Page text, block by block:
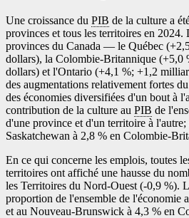
Une croissance du PIB de la culture a
provinces et tous les territoires en 2024.
provinces du Canada — le Québec
dollars), la Colombie-Britannique (+5,0
dollars) et l'Ontario (+4,1 %; +1,2
des augmentations relativement fortes du
des économies diversifiées d'un bout à
contribution de la culture au PIB de
d'une province et d'un territoire à
Saskatchewan à 2,8 % en Colombie-
En ce qui concerne les emplois, toutes
territoires ont affiché une hausse du
les Territoires du Nord-Ouest (-0,9 %).
proportion de l'ensemble de l'économie
et au Nouveau-Brunswick à 4,3 % en